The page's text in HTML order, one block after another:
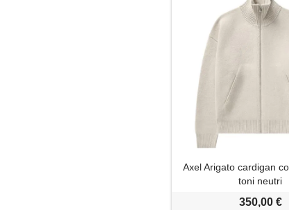
Axel Arigato cardigan
toni neutri
350,00 €